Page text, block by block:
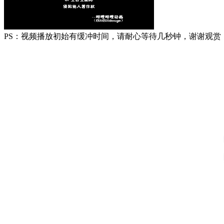
PS：视频播放初始有缓冲时间，请耐心等待几秒钟，谢谢观赏